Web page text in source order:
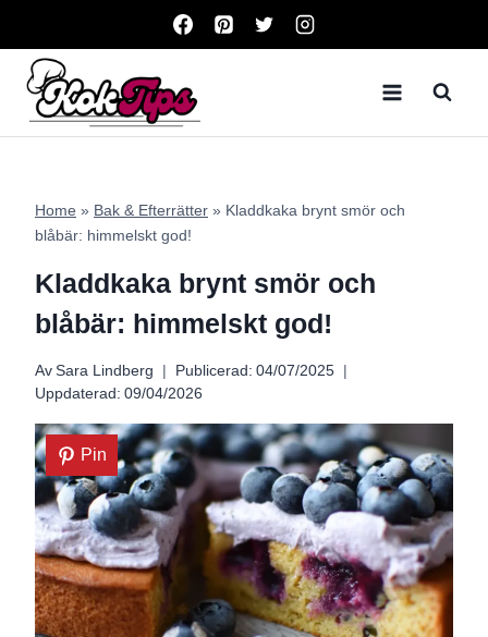
content
Home » Bak & Efterrätter » Kladdkaka brynt smör och
blåbär: himmelskt god!
Kladdkaka brynt smör och
blåbär: himmelskt god!
Av Sara Lindberg Publicerad: 04/07/2025
Uppdaterad: 09/04/2026
Pin